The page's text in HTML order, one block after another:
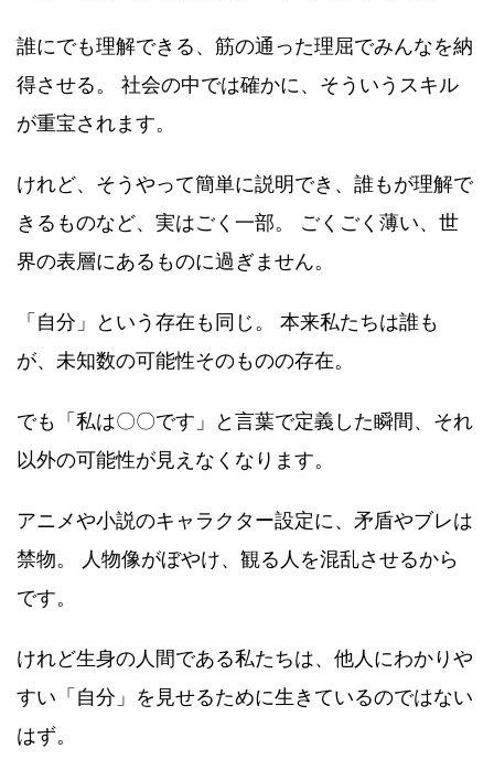
誰にでも理解できる、筋の通った理屈でみんなを納
得させる。 社会の中では確かに、そういうスキル
が重宝されます。
けれど、そうやって簡単に説明でき、誰もが理解で
きるものなど、実はごく一部。 ごくごく薄い、世
界の表層にあるものに過ぎません。
「自分」という存在も同じ。 本来私たちは誰も
が、未知数の可能性そのものの存在。
でも「私は〇〇です」と言葉で定義した瞬間、それ
以外の可能性が見えなくなります。
アニメや小説のキャラクター設定に、矛盾やブレは
禁物。 人物像がぼやけ、観る人を混乱させるから
です。
けれど生身の人間である私たちは、他人にわかりや
すい「自分」を見せるために生きているのではない
はず。